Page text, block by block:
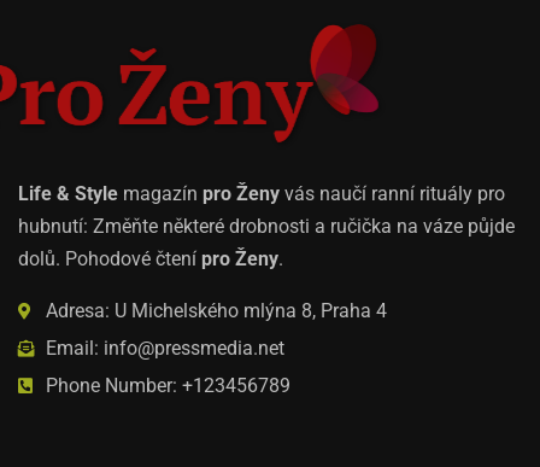
Life & Style magazín pro Ženy vás naučí ranní rituály pro
hubnutí: Změňte některé drobnosti a ručička na váze půjde
dolů. Pohodové čtení pro Ženy.
Adresa: U Michelského mlýna 8, Praha 4
Email: info@pressmedia.net
Phone Number: +123456789